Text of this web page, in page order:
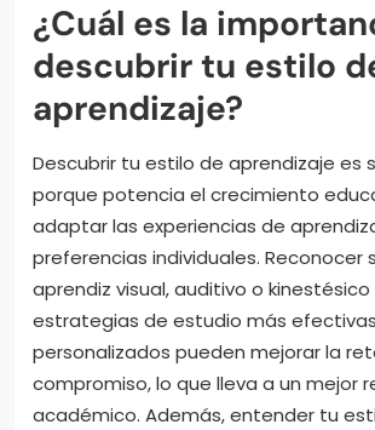
¿Cuál es la
descubrir tu estilo
aprendizaje?
Descubrir tu estilo de aprendizaje es
porque potencia el crecimiento
adaptar las experiencias de
preferencias individuales. Reconocer
aprendiz visual, auditivo o
estrategias de estudio más
personalizados pueden mejorar la
compromiso, lo que lleva a un mejor
académico. Además, entender tu